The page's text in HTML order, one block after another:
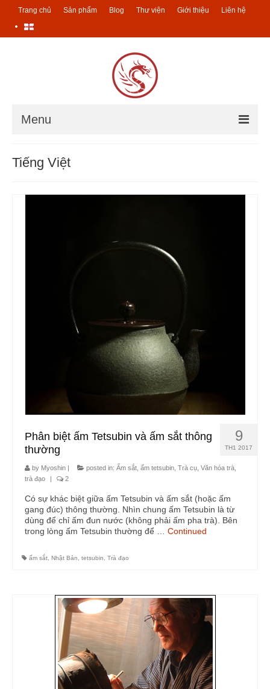
Trang chủ Sản phẩm Blog Thư viện Giới thiệu Liên hệ
Menu
Chén trà
Phụ kiện trà
Túi xách, tráp, lọ đựng trà, khay trà
Xúc trà, gạt trà, trưng trà
Phong thủy
Chuông gió
Chuông mõ pháp khí
Trầm hương – Trầm cụ
Tìm hiểu về trà
Văn hóa trà, trà đạo, trà cụ
Thư viện
Tiếng Việt
9
TH1 2017
Phân biệt ấm Tetsubin và ấm sắt thông
thường
by Myoshin | posted in: Ấm sắt, ấm tetsubin Trà cụ Văn hóa trà,
trà đạo
| 2
Có sự khác biệt giữa ấm Tetsubin và ấm sắt (hoặc ấm
gang đúc) thông thường. Nhìn chung ấm Tetsubin là từ
dùng để chỉ ấm đun nước (không phải ấm pha trà). Bên
trong lòng ấm Tetsubin thường để … Continued
ấm sắt Nhật Bản tetsubin Trà đạo